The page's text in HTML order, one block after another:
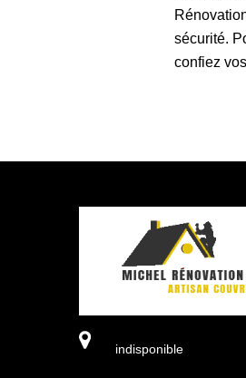
sécurité.
confiez
indisponible